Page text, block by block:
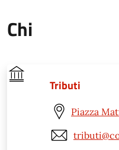
Chi
Tributi
Piazza